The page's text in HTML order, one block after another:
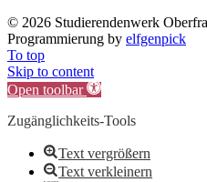
© 2026 Studierendenwerk
Programmierung by elfgenpick
To top
Skip to content
Open toolbar
Zugänglichkeits-Tools
Text vergrößern
Text verkleinern